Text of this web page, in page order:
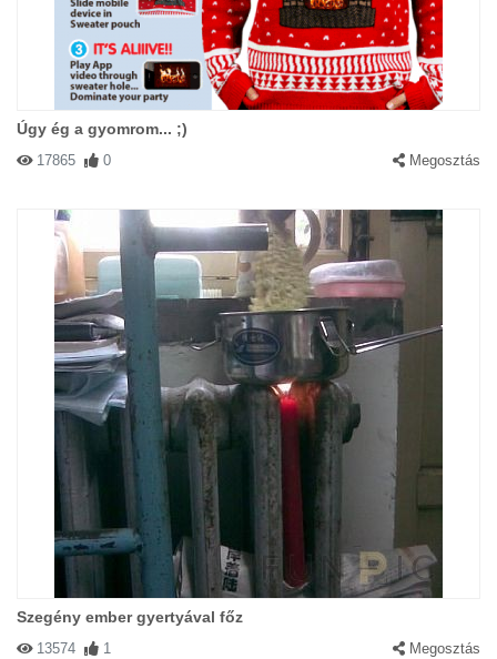
Úgy ég a gyomrom... ;)
17865 0 Megosztás
Szegény ember gyertyával főz
13574 1 Megosztás